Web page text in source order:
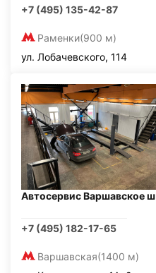
+7 (495) 135-42-87
Раменки(900 м)
ул. Лобачевского, 114
Автосервис Варшавское ш
+7 (495) 182-17-65
Варшавская(1400 м)